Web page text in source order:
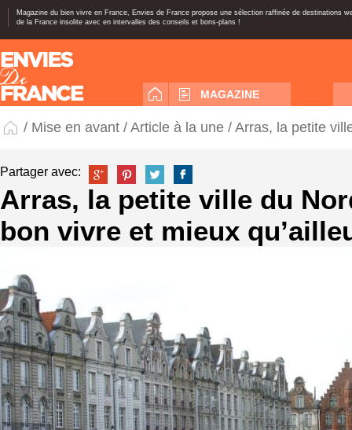
Magazine du bien vivre en France, Envies de France propose une sélection raffinée de destinations
de la France insolite avec en intervalles des conseils et bons-plans !
MAGAZINE
/ Mise en avant / Article à la une / Arras, la petite
Partager avec:
Arras, la petite ville du
bon vivre et mieux